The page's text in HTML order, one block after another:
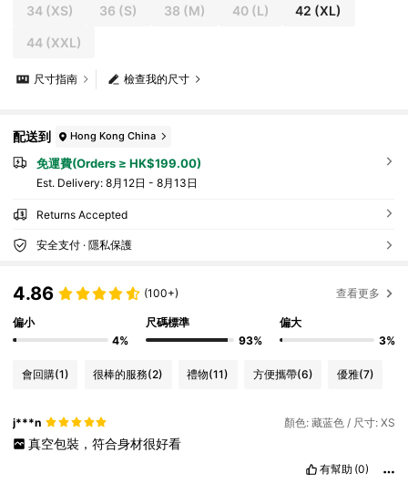
34(XS) 36 (S) 38 (M) 40(L) 42 (XL)
44(XXL)
檢查我的尺寸
尺寸指南
配送到 Hong Kong China
免運費(Orders ≥ HK$199.00)
​Est. Delivery: 8月12日 - 8月13日
Returns Accepted
安全支付 · 隱私保護
4.86 (100+) 查看更多
偏小
4%
尺碼標準
93%
偏大
3%
會回購(1) 很棒的服務(2) 禮物(11) 方便攜帶(6) 優雅(7)
j***n 顏色: 藏蓝色 / 尺寸: XS
真空包裝，符合身材很好看
有幫助 (0)